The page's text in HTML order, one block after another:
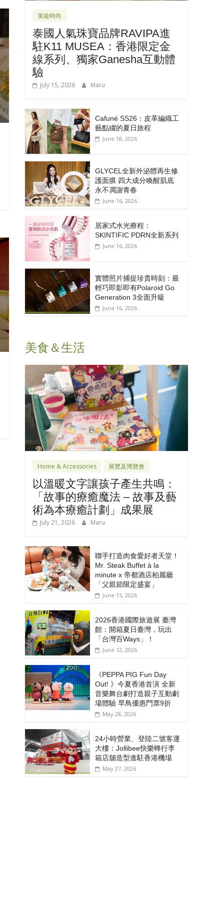
美妝時尚
泰國人氣珠寶品牌RAVIPA進
駐K11 MUSEA：香港限定金
線系列、獨家Ganesha互動體
驗
July 15, 2026 Maru
Cafuné SS26：皮革編織工
藝點綴的夏日旅程
June 18, 2026
GLYCEL全新外泌體再生修
護面膜 四大成分喚醒肌底
永不凋謝青春
June 16, 2026
居家式水光療程：
SKINTIFIC PDRN全新系列
June 16, 2026
實體照片捕捉珍貴時刻：最
輕巧即影即有Polaroid Go
Generation 3全面升級
June 16, 2026
美食＆生活
Home & Accessories 展覽及博覽會
以溫暖文字讓孩子產生共鳴：
「故事的療癒魔法 – 故事及藝
術為本療癒計劃」成果展
July 21, 2026 Maru
聯手打造肉食愛好者天堂！
Mr. Steak Buffet à la
minute x 帝都酒店柏麗廳
「⽗親節限定盛宴」
June 15, 2026
2026香港國際旅遊展 臺灣
館：開箱夏日臺灣，玩出
「台灣百Ways」！
June 12, 2026
《PEPPA PIG Fun Day
Out! 》今夏香港首演 全新
音樂舞台劇打造親子互動劇
場體驗 早鳥優惠門票9折
May 28, 2026
24小時營業、登陸二號客運
大樓：Jollibee快樂蜂行李
箱店舖造型進駐香港機場
May 27, 2026